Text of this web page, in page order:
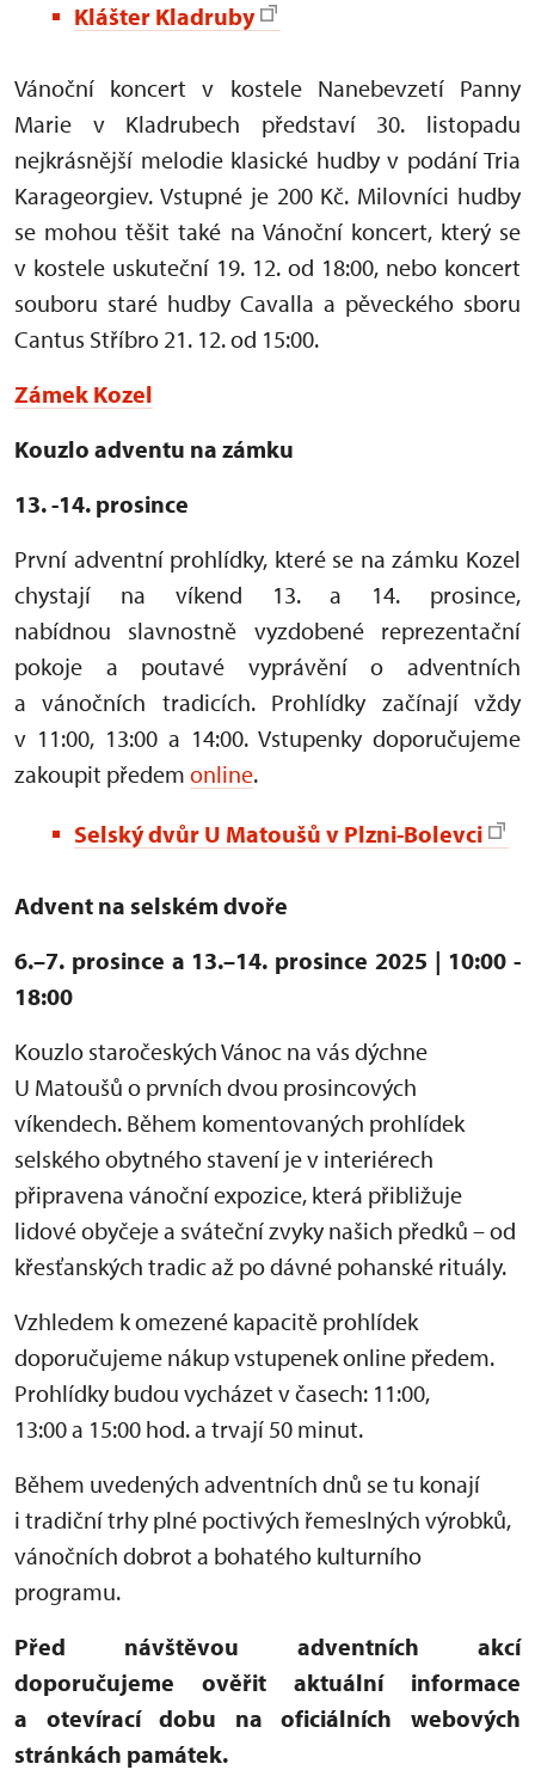
Klášter Kladruby
Vánoční koncert v kostele Nanebevzetí Panny
Marie v Kladrubech představí 30. listopadu
nejkrásnější melodie klasické hudby v podání Tria
Karageorgiev. Vstupné je 200 Kč. Milovníci hudby
se mohou těšit také na Vánoční koncert, který se
v kostele uskuteční 19. 12. od 18:00, nebo koncert
souboru staré hudby Cavalla a pěveckého sboru
Cantus Stříbro 21. 12. od 15:00.
Zámek Kozel
Kouzlo adventu na zámku
13. -14. prosince
První adventní prohlídky, které se na zámku Kozel
chystají na víkend 13. a 14. prosince,
nabídnou slavnostně vyzdobené reprezentační
pokoje a poutavé vyprávění o adventních
a vánočních tradicích. Prohlídky začínají vždy
v 11:00, 13:00 a 14:00. Vstupenky doporučujeme
zakoupit předem online.
Selský dvůr U Matoušů v Plzni-Bolevci
Advent na selském dvoře
6.–7. prosince a 13.–14. prosince 2025 | 10:00 -
18:00
Kouzlo staročeských Vánoc na vás dýchne
U Matoušů o prvních dvou prosincových
víkendech. Během komentovaných prohlídek
selského obytného stavení je v interiérech
připravena vánoční expozice, která přibližuje
lidové obyčeje a sváteční zvyky našich předků – od
křesťanských tradic až po dávné pohanské rituály.
Vzhledem k omezené kapacitě prohlídek
doporučujeme nákup vstupenek online předem.
Prohlídky budou vycházet v časech: 11:00,
13:00 a 15:00 hod. a trvají 50 minut.
Během uvedených adventních dnů se tu konají
i tradiční trhy plné poctivých řemeslných výrobků,
vánočních dobrot a bohatého kulturního
programu.
Před návštěvou adventních akcí
doporučujeme ověřit aktuální informace
a otevírací dobu na oficiálních webových
stránkách památek.